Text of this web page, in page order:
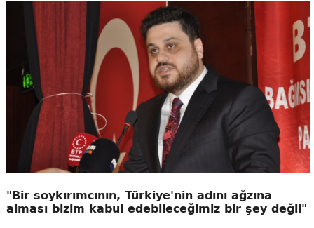
"Bir soykırımcının, Türkiye'nin adını ağzına
alması bizim kabul edebileceğimiz bir şey değil"